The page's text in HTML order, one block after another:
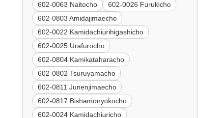
602-0063 Naitocho
602-0026 Furukicho
602-0803 Amidajimaecho
602-0022 Kamidachiurihigashicho
602-0025 Urafurocho
602-0804 Kamikataharacho
602-0802 Tsuruyamacho
602-0811 Junenjimaecho
602-0817 Bishamonyokocho
602-0024 Kamidachiuricho